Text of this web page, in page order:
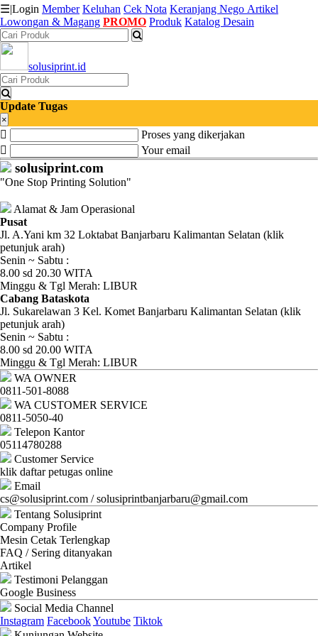
Katalog
Produk
Petugas
Riwayat
Transaksi
Tagihan
Berjalan
Pembayaran
Pendapatan
Fee
Ganti
Password
Logout
☰|Login Member Keluhan Cek Nota Keranjang Nego Artikel
Lowongan & Magang PROMO Produk Katalog Desain
solusiprint.id
Update Tugas
×
Proses yang dikerjakan
Your email
solusiprint.com
"One Stop Printing Solution"
Alamat & Jam Operasional
Pusat
Jl. A.Yani km 32 Loktabat Banjarbaru Kalimantan Selatan (klik
petunjuk arah)
Senin ~ Sabtu :
8.00 sd 20.30 WITA
Minggu & Tgl Merah: LIBUR
Cabang Bataskota
Jl. Sukarelawan 3 Kel. Komet Banjarbaru Kalimantan Selatan (klik
petunjuk arah)
Senin ~ Sabtu :
8.00 sd 20.00 WITA
Minggu & Tgl Merah: LIBUR
WA OWNER
0811-501-8088
WA CUSTOMER SERVICE
0811-5050-40
Telepon Kantor
05114780288
Customer Service
klik daftar petugas online
Email
cs@solusiprint.com / solusiprintbanjarbaru@gmail.com
Tentang Solusiprint
Company Profile
Mesin Cetak Terlengkap
FAQ / Sering ditanyakan
Artikel
Testimoni Pelanggan
Google Business
Social Media Channel
Instagram FacebookYoutube Tiktok